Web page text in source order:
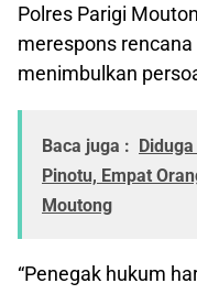
Polres Parigi
merespons
menimbulkan
Baca juga :
Pinotu, Empat
Moutong
“Penegak hukum